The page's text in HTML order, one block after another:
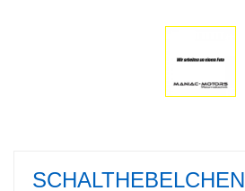
SCHALTHEBELCHEN